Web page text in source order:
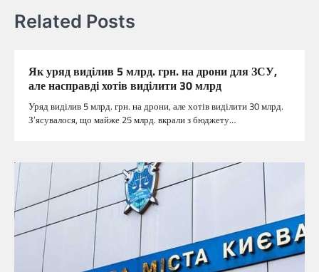
Related Posts
Як уряд виділив 5 млрд. грн. на дрони для ЗСУ,
але насправді хотів виділити 30 млрд
Уряд виділив 5 млрд. грн. на дрони, але хотів виділити 30 млрд.
З’ясувалося, що майже 25 млрд. вкрали з бюджету…